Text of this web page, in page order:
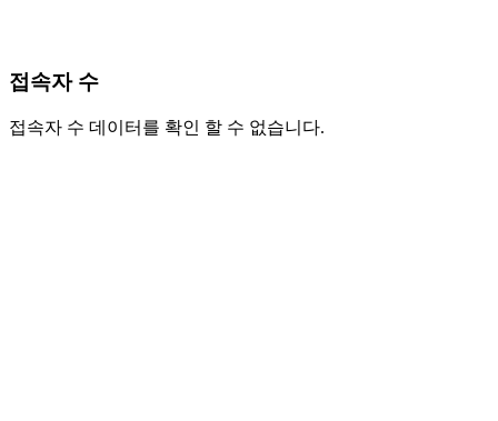
접속자 수
접속자 수 데이터를 확인 할 수 없습니다.